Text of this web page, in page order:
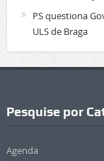
PS questiona
ULS de Braga
Pesquise por
Agenda